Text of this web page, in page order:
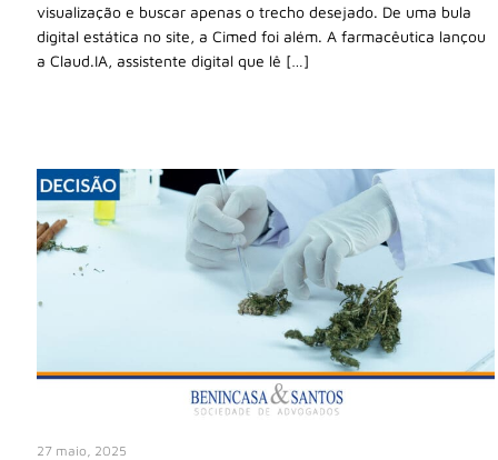
visualização e buscar apenas o trecho desejado. De uma bula
digital estática no site, a Cimed foi além. A farmacêutica lançou
a Claud.IA, assistente digital que lê […]
27 maio, 2025